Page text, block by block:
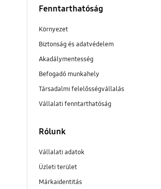
Fenntarthatóság
Környezet
Biztonság és adatvédelem
Akadálymentesség
Befogadó munkahely
Társadalmi felelősségvállalás
Vállalati fenntarthatóság
Rólunk
Vállalati adatok
Üzleti terület
Márkaidentitás